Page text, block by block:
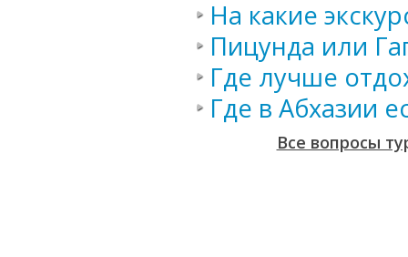
На какие
Пицунда или
Где лучше
Где в Абхазии
Все вопросы